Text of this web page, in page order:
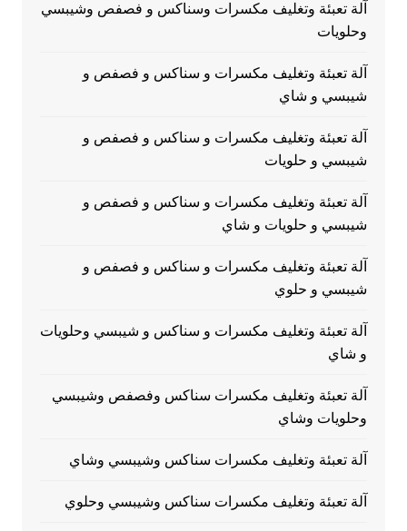
آلة تعبئة وتغليف مكسرات وسناكس و فصفص وشيبسي
وحلويات
آلة تعبئة وتغليف مكسرات و سناكس و فصفص و
شيبسي و شاي
آلة تعبئة وتغليف مكسرات و سناكس و فصفص و
شيبسي و حلويات
آلة تعبئة وتغليف مكسرات و سناكس و فصفص و
شيبسي و حلويات و شاي
آلة تعبئة وتغليف مكسرات و سناكس و فصفص و
شيبسي و حلوي
آلة تعبئة وتغليف مكسرات و سناكس و شيبسي وحلويات
و شاي
آلة تعبئة وتغليف مكسرات سناكس وفصفص وشيبسي
وحلويات وشاي
آلة تعبئة وتغليف مكسرات سناكس وشيبسي وشاي
آلة تعبئة وتغليف مكسرات سناكس وشيبسي وحلوي